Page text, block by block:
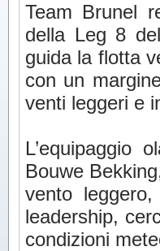
Team Brunel
della Leg 8
guida la flotta
con un
venti leggeri e
L’equipaggio
Bouwe
vento
leadership,
condizioni